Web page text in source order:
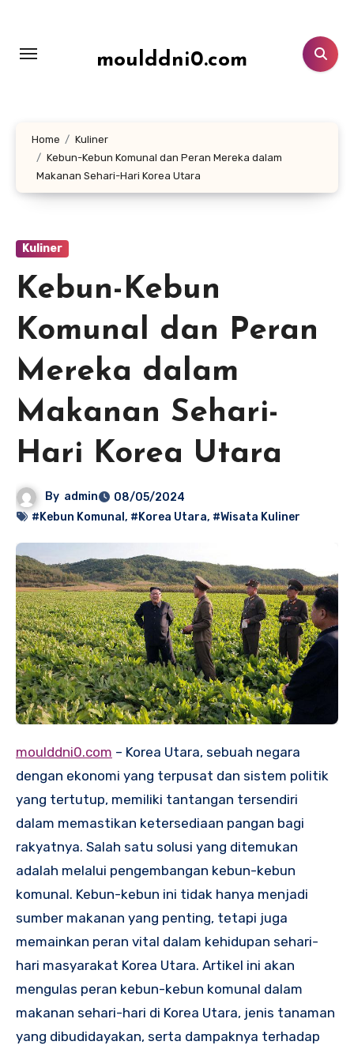
konten
moulddni0.com
Home
Kuliner
Kebun-Kebun Komunal dan Peran Mereka dalam
Makanan Sehari-Hari Korea Utara
Kuliner
Kebun-Kebun
Komunal dan Peran
Mereka dalam
Makanan Sehari-
Hari Korea Utara
By admin
08/05/2024
#Kebun Komunal , #Korea Utara, #Wisata Kuliner
moulddni0.com – Korea Utara, sebuah negara
dengan ekonomi yang terpusat dan sistem politik
yang tertutup, memiliki tantangan tersendiri
dalam memastikan ketersediaan pangan bagi
rakyatnya. Salah satu solusi yang ditemukan
adalah melalui pengembangan kebun-kebun
komunal. Kebun-kebun ini tidak hanya menjadi
sumber makanan yang penting, tetapi juga
memainkan peran vital dalam kehidupan sehari-
hari masyarakat Korea Utara. Artikel ini akan
mengulas peran kebun-kebun komunal dalam
makanan sehari-hari di Korea Utara, jenis tanaman
yang dibudidayakan, serta dampaknya terhadap